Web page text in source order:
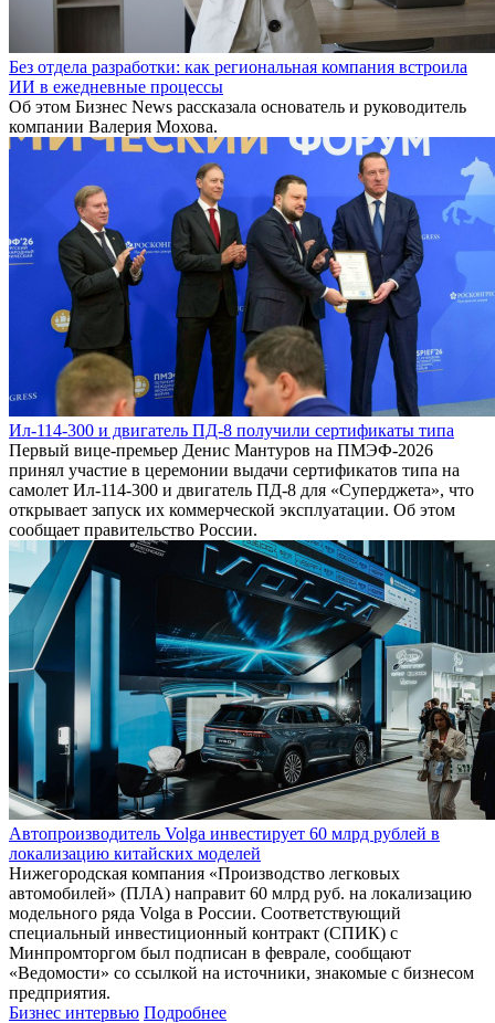
Без отдела разработки: как региональная компания встроила
ИИ в ежедневные процессы
Об этом Бизнес News рассказала основатель и руководитель
компании Валерия Мохова.
Ил-114-300 и двигатель ПД-8 получили сертификаты типа
Первый вице-премьер Денис Мантуров на ПМЭФ-2026
принял участие в церемонии выдачи сертификатов типа на
самолет Ил-114-300 и двигатель ПД-8 для «Суперджета», что
открывает запуск их коммерческой эксплуатации. Об этом
сообщает правительство России.
Автопроизводитель Volga инвестирует 60 млрд рублей в
локализацию китайских моделей
Нижегородская компания «Производство легковых
автомобилей» (ПЛА) направит 60 млрд руб. на локализацию
модельного ряда Volga в России. Соответствующий
специальный инвестиционный контракт (СПИК) с
Минпромторгом был подписан в феврале, сообщают
«Ведомости» со ссылкой на источники, знакомые с бизнесом
предприятия.
Бизнес интервью Подробнее